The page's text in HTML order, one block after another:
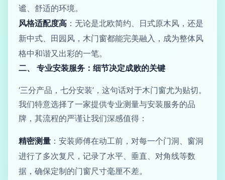
谧、舒适的环境。
风格适配度高 ：无论是北欧简约、日式原木风，还是
新中式、田园风，木门窗都能完美融入，成为整体风
格中和谐又出彩的一笔。
二、 专业安装服务：细节决定成败的关键
‘三分产品，七分安装’，这句话对于木门窗尤为贴切。
我们特意选择了一家提供专业测量与安装服务的品
牌，其流程的严谨让我们深感值得：
精密测量 ：安装师傅在动工前，对每一个门洞、窗洞
进行了多次复尺，记录了水平、垂直、对角线等数
据，确保定制的门窗尺寸毫厘不差。